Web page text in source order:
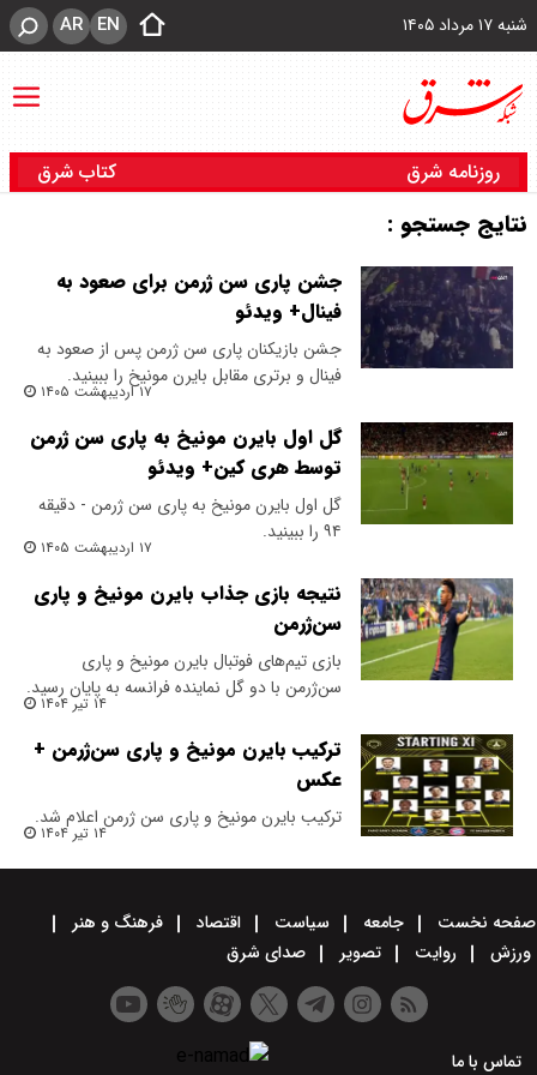
شنبه ۱۷ مرداد ۱۴۰۵ EN
AR
روزنامه شرق کتاب شرق
نتایج جستجو :
جشن پاری سن ژرمن برای صعود به
فینال+ ویدئو
جشن بازیکنان پاری سن ژرمن پس از صعود به
فینال و برتری مقابل بایرن مونیخ را ببینید.
۱۷ اردیبهشت ۱۴۰۵
گل اول بایرن مونیخ به پاری سن ژرمن
توسط هری کین+ ویدئو
گل اول بایرن مونیخ به پاری سن ژرمن - دقیقه
۹۴ را ببینید.
۱۷ اردیبهشت ۱۴۰۵
نتیجه بازی جذاب بایرن مونیخ و پاری
سن‌ژرمن
بازی تیم‌های فوتبال بایرن مونیخ و پاری
سن‌ژرمن با دو گل نماینده فرانسه به پایان رسید.
۱۴ تیر ۱۴۰۴
ترکیب بایرن‌ مونیخ و پاری‌ سن‌ژرمن +
عکس
ترکیب بایرن‌ مونیخ و پاری‌ سن ژرمن اعلام شد.
۱۴ تیر ۱۴۰۴
صفحه نخست جامعه سیاست اقتصاد
فرهنگ و هنر
ورزش
روایت تصویر صدای شرق
تماس با ما